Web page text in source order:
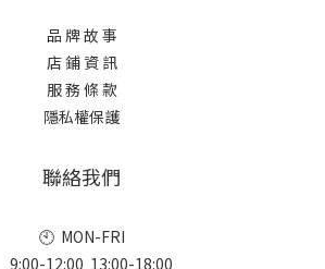
品 牌 故 事
店 鋪 資 訊
服 務 條 款
隱私權保護
聯絡我們
🕙 MON-FRI
9:00-12:00 13:00-18:00